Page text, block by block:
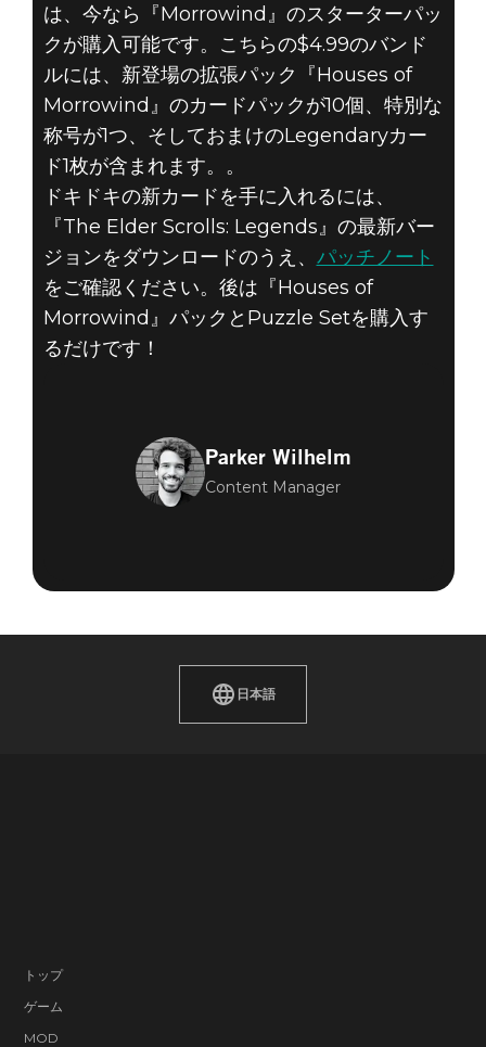
は、今なら『Morrowind』のスターターパッ
クが購入可能です。こちらの$4.99のバンド
ルには、新登場の拡張パック『Houses of
Morrowind』のカードパックが10個、特別な
称号が1つ、そしておまけのLegendaryカー
ド1枚が含まれます。。
ドキドキの新カードを手に入れるには、
『The Elder Scrolls: Legends』の最新バー
ジョンをダウンロードのうえ、 パッチノート
をご確認ください。後は『Houses of
Morrowind』パックとPuzzle Setを購入す
るだけです！
Parker Wilhelm
Content Manager
日本語
トップ
ゲーム
MOD